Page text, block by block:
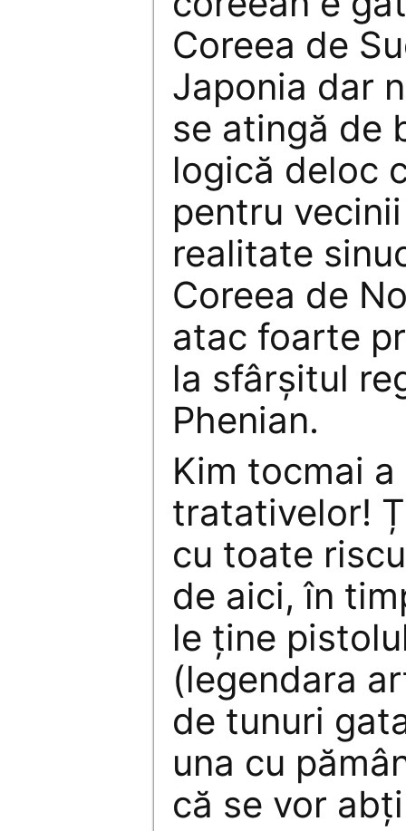
Coreea de
Japonia dar
se atingă de
logică deloc
pentru
realitate
Coreea de
atac foarte
la sfârșitul
Phenian.
Kim tocmai
tratativelor!
cu toate
de aici, în
le ține
(legendara
de tunuri
una cu
că se vor